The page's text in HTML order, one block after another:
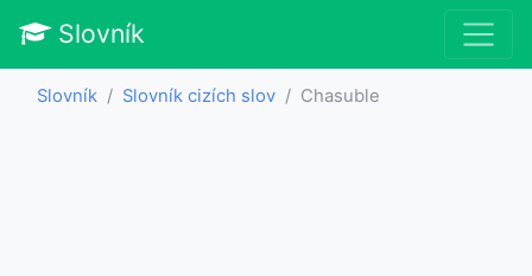
Slovník
Slovník Slovník cizích slov Chasuble